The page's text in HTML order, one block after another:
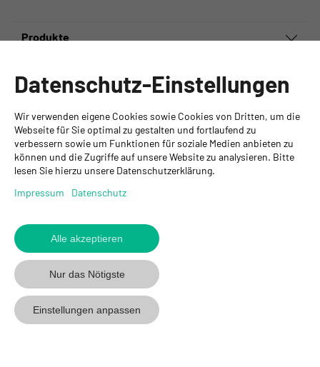
Produkte
GYSO AG
Hauptsitz Kloten
Steinackerstrasse 34
8302 Kloten
+ 41 43 255 55 55
www.gyso.ch
GYSO
auf
Youtube
GYSO
auf
folgen
Gyso
auf
Linkedin
folgen
Datenschutz-Einstellungen
Wir verwenden eigene Cookies sowie Cookies von Dritten, um die
Webseite für Sie optimal zu gestalten und fortlaufend zu
verbessern sowie um Funktionen für soziale Medien anbieten zu
können und die Zugriffe auf unsere Website zu analysieren. Bitte
lesen Sie hierzu unsere Datenschutzerklärung.
Impressum
Datenschutz
Alle akzeptieren
Nur das Nötigste
Einstellungen anpassen